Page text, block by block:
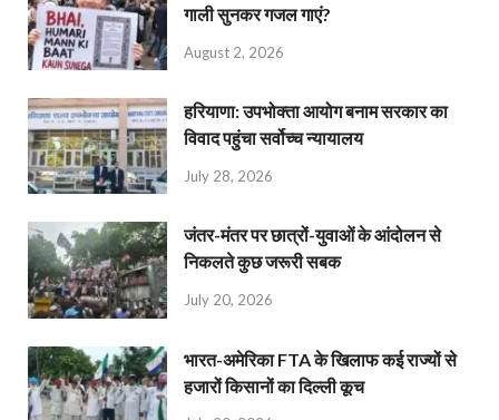
गाली सुनकर गजल गाएं?
August 2, 2026
हरियाणा: उपभोक्ता आयोग बनाम सरकार का
विवाद पहुंचा सर्वोच्च न्यायालय
July 28, 2026
जंतर-मंतर पर छात्रों-युवाओं के आंदोलन से
निकलते कुछ जरूरी सबक
July 20, 2026
भारत-अमेरिका FTA के खिलाफ कई राज्यों से
हजारों किसानों का दिल्ली कूच